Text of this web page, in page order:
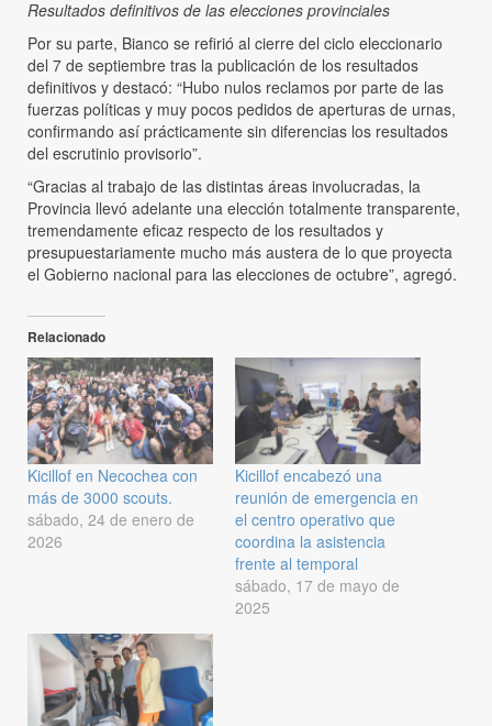
Resultados definitivos de las elecciones provinciales
Por su parte, Bianco se refirió al cierre del ciclo eleccionario
del 7 de septiembre tras la publicación de los resultados
definitivos y destacó: “Hubo nulos reclamos por parte de las
fuerzas políticas y muy pocos pedidos de aperturas de urnas,
confirmando así prácticamente sin diferencias los resultados
del escrutinio provisorio”.
“Gracias al trabajo de las distintas áreas involucradas, la
Provincia llevó adelante una elección totalmente transparente,
tremendamente eficaz respecto de los resultados y
presupuestariamente mucho más austera de lo que proyecta
el Gobierno nacional para las elecciones de octubre”, agregó.
Relacionado
Kicillof en Necochea con
más de 3000 scouts.
sábado, 24 de enero de
2026
Kicillof encabezó una
reunión de emergencia en
el centro operativo que
coordina la asistencia
frente al temporal
sábado, 17 de mayo de
2025